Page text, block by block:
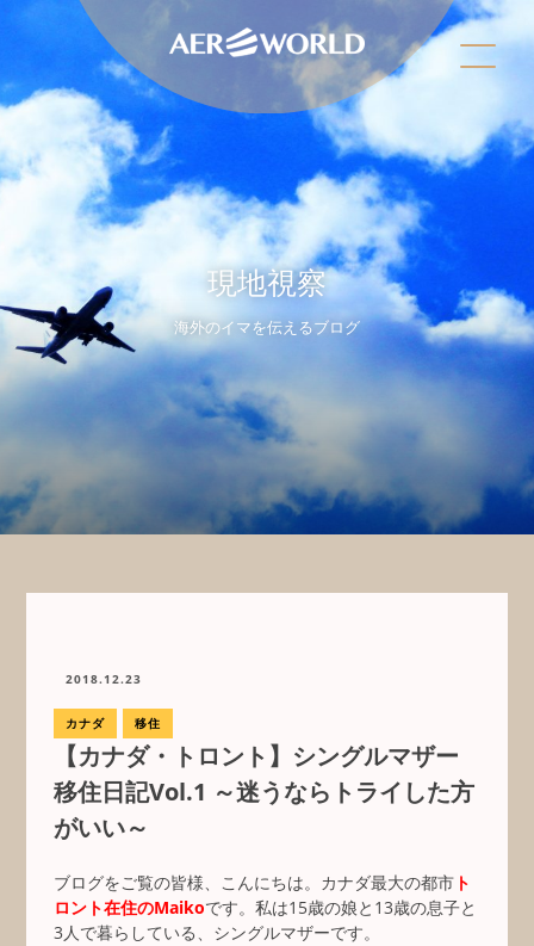
現地視察
海外のイマを伝えるブログ
2018.12.23
カナダ 移住
【カナダ・トロント】シングルマザー
移住日記Vol.1 ～迷うならトライした方
がいい～
ブログをご覧の皆様、こんにちは。カナダ最大の都市ト
ロント在住のMaikoです。私は15歳の娘と13歳の息子と
3人で暮らしている、シングルマザーです。